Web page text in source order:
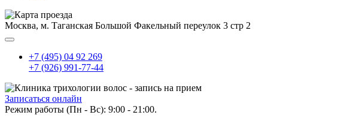
Москва, м. Таганская Большой Факельный переулок 3 стр 2
+7 (495) 04 92 269
+7 (926) 991-77-44
Записаться онлайн
Режим работы (Пн - Вс): 9:00 - 21:00.